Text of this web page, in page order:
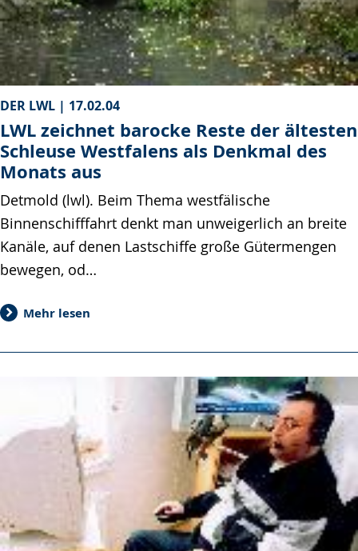
DER LWL | 17.02.04
LWL zeichnet barocke Reste der ältesten
Schleuse Westfalens als Denkmal des
Monats aus
Detmold (lwl). Beim Thema westfälische
Binnenschifffahrt denkt man unweigerlich an breite
Kanäle, auf denen Lastschiffe große Gütermengen
bewegen, od…
Mehr lesen